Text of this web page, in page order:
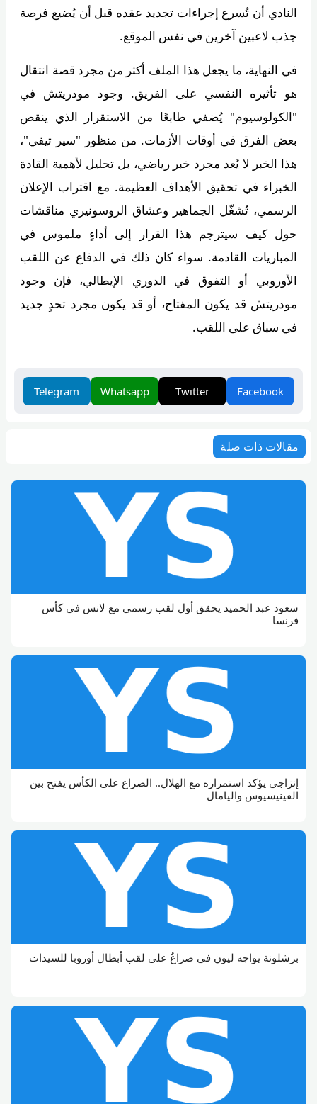
النادي أن تُسرع إجراءات تجديد عقده قبل أن يُضيع فرصة
جذب لاعبين آخرين في نفس الموقع.
في النهاية، ما يجعل هذا الملف أكثر من مجرد قصة انتقال
هو تأثيره النفسي على الفريق. وجود مودريتش في
"الكولوسيوم" يُضفي طابعًا من الاستقرار الذي ينقص
بعض الفرق في أوقات الأزمات. من منظور "سير تيفي"،
هذا الخبر لا يُعد مجرد خبر رياضي، بل تحليل لأهمية القادة
الخبراء في تحقيق الأهداف العظيمة. مع اقتراب الإعلان
الرسمي، تُشغّل الجماهير وعشاق الروسونيري مناقشات
حول كيف سيترجم هذا القرار إلى أداءٍ ملموس في
المباريات القادمة. سواء كان ذلك في الدفاع عن اللقب
الأوروبي أو التفوق في الدوري الإيطالي، فإن وجود
مودريتش قد يكون المفتاح، أو قد يكون مجرد تحدٍ جديد
في سباق على اللقب.
Facebook
Twitter
Whatsapp
Telegram
مقالات ذات صلة
سعود عبد الحميد يحقق أول لقب رسمي مع لانس في كأس
فرنسا
إنزاجي يؤكد استمراره مع الهلال.. الصراع على الكأس يفتح بين
الفينيسيوس واليامال
برشلونة يواجه ليون في صراعٌ على لقب أبطال أوروبا للسيدات